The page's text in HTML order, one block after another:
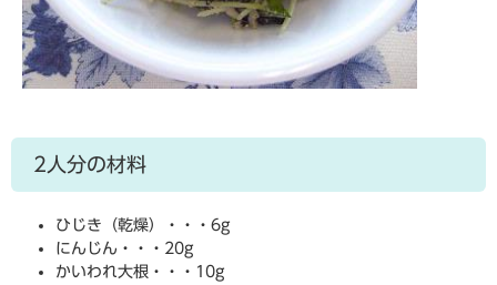
2人分の材料
ひじき（乾燥）・・・6g
にんじん・・・20g
かいわれ大根・・・10g